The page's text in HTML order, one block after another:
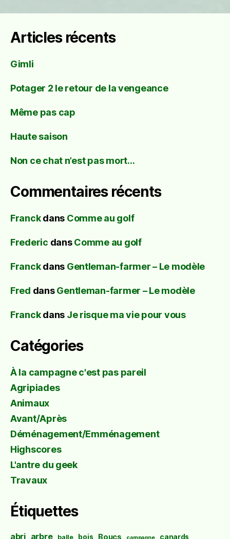
Articles récents
Gimli
Potager 2 le retour de la vengeance
Même pas cap
Haute saison
Non ce chat n’est pas mort…
Commentaires récents
Franckdans Comme au golf
Frederic dansComme au golf
Franckdans Gentleman-farmer – Le modèle
Fred dansGentleman-farmer – Le modèle
Franckdans Je risque ma vie pour vous
Catégories
À la campagne c'est pas pareil
Agripiades
Animaux
Avant/Après
Déménagement/Emménagement
Highscores
L'antre du geek
Travaux
Étiquettes
abri arbre balle bois Boucs canards